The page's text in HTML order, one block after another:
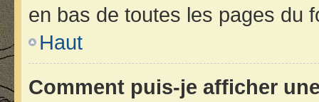
en bas de toutes les pages du
Haut
Comment puis-je afficher